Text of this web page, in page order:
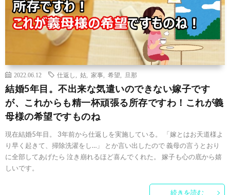
2022.06.12 仕返し 姑 家事 希望 旦那
結婚5年目。不出来な気遣いのできない嫁子です
が、これからも精一杯頑張る所存ですわ！これが義
母様の希望ですものね
現在結婚5年目。 3年前から仕返しを実施している。 「嫁とはお天道様よ
り早く起きて、掃除洗濯をし…」 とか言い出したので 義母の言うとおり
に全部してあげたら 泣き崩れるほど喜んでくれた。 嫁子も心の底から嬉
しいです。
続きを読む